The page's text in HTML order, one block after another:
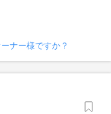
ナー様ですか？